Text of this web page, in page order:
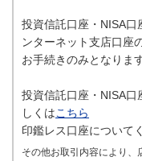
投資信託口座・NISA口
ンターネット支店口座
お手続きのみとなります
投資信託口座・NISA口
しくはこちら
印鑑レス口座について
その他お取引内容により、